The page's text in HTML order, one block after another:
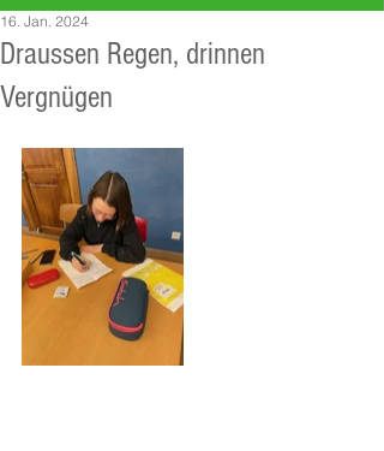
Draussen Regen, drinnen
Vergnügen
16. Jan. 2024